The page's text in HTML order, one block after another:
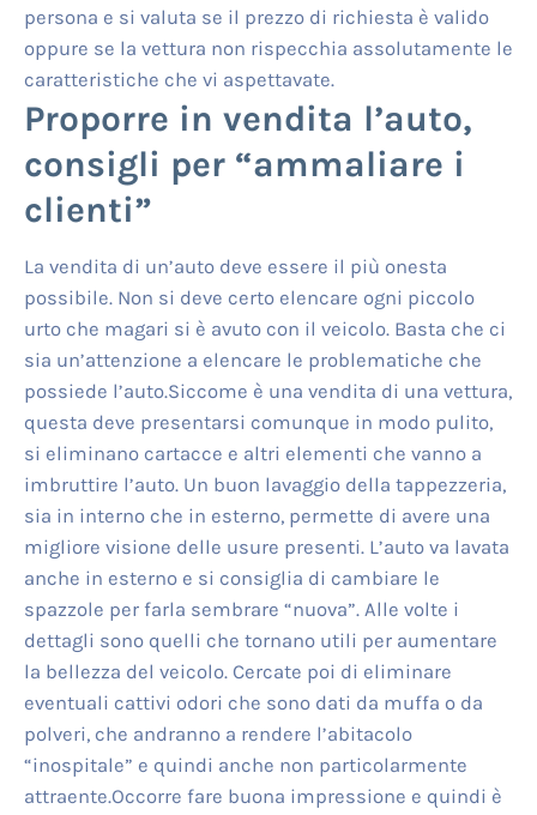
persona e si valuta se il prezzo di richiesta è valido
oppure se la vettura non rispecchia assolutamente le
caratteristiche che vi aspettavate.
Proporre in vendita l’auto,
consigli per “ammaliare i
clienti”
La vendita di un’auto deve essere il più onesta
possibile. Non si deve certo elencare ogni piccolo
urto che magari si è avuto con il veicolo. Basta che ci
sia un’attenzione a elencare le problematiche che
possiede l’auto.Siccome è una vendita di una vettura,
questa deve presentarsi comunque in modo pulito,
si eliminano cartacce e altri elementi che vanno a
imbruttire l’auto. Un buon lavaggio della tappezzeria,
sia in interno che in esterno, permette di avere una
migliore visione delle usure presenti. L’auto va lavata
anche in esterno e si consiglia di cambiare le
spazzole per farla sembrare “nuova”. Alle volte i
dettagli sono quelli che tornano utili per aumentare
la bellezza del veicolo. Cercate poi di eliminare
eventuali cattivi odori che sono dati da muffa o da
polveri, che andranno a rendere l’abitacolo
“inospitale” e quindi anche non particolarmente
attraente.Occorre fare buona impressione e quindi è